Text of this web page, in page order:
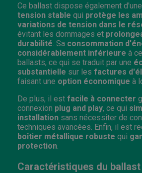
Ce ballast dispose également d'une
tension stable qui protège les
variations de tension dans le
évitant les dommages et
durabilité . Sa consommation
considérablement inférieure à
ballasts, ce qui se traduit par une
substantielle sur les factures
faisant une option économique à
De plus, il est facile à connecter
connexion plug and play, ce qui
installation sans nécessiter de
techniques avancées. Enfin, il est
boîtier métallique robuste qui
protection
Caractéristiques du